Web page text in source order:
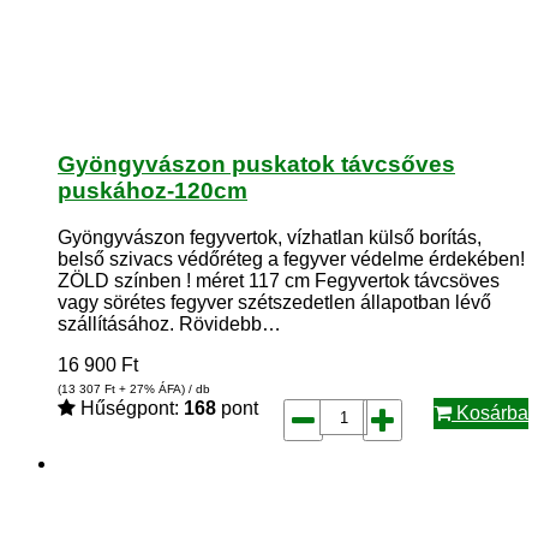
Gyöngyvászon puskatok távcsőves
puskához-120cm
Gyöngyvászon fegyvertok, vízhatlan külső borítás,
belső szivacs védőréteg a fegyver védelme érdekében!
ZÖLD színben ! méret 117 cm Fegyvertok távcsöves
vagy sörétes fegyver szétszedetlen állapotban lévő
szállításához. Rövidebb…
16 900 Ft
(13 307 Ft + 27% ÁFA) / db
Hűségpont: 168 pont Kosárba